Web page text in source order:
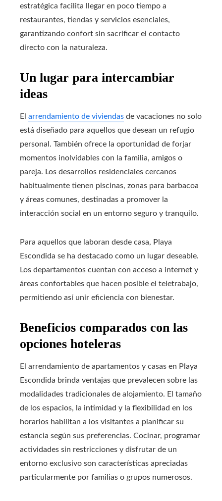
estratégica facilita llegar en poco tiempo a
restaurantes, tiendas y servicios esenciales,
garantizando confort sin sacrificar el contacto
directo con la naturaleza.
Un lugar para intercambiar
ideas
El arrendamiento de viviendas de vacaciones no solo
está diseñado para aquellos que desean un refugio
personal. También ofrece la oportunidad de forjar
momentos inolvidables con la familia, amigos o
pareja. Los desarrollos residenciales cercanos
habitualmente tienen piscinas, zonas para barbacoa
y áreas comunes, destinadas a promover la
interacción social en un entorno seguro y tranquilo.
Para aquellos que laboran desde casa, Playa
Escondida se ha destacado como un lugar deseable.
Los departamentos cuentan con acceso a internet y
áreas confortables que hacen posible el teletrabajo,
permitiendo así unir eficiencia con bienestar.
Beneficios comparados con las
opciones hoteleras
El arrendamiento de apartamentos y casas en Playa
Escondida brinda ventajas que prevalecen sobre las
modalidades tradicionales de alojamiento. El tamaño
de los espacios, la intimidad y la flexibilidad en los
horarios habilitan a los visitantes a planificar su
estancia según sus preferencias. Cocinar, programar
actividades sin restricciones y disfrutar de un
entorno exclusivo son características apreciadas
particularmente por familias o grupos numerosos.